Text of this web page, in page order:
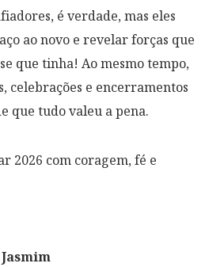
é verdade, mas eles
ao novo e revelar forças que
que tinha! Ao mesmo tempo,
celebrações e encerramentos
que tudo valeu a pena.
2026 com coragem, fé e